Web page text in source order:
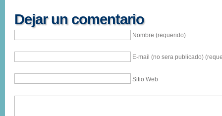
Dejar un comentario
Nombre (requerido)
E-mail (no sera publicado)
Sitio Web